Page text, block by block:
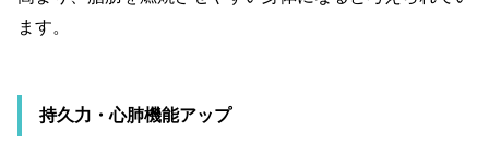
ます。
持久力・心肺機能アップ